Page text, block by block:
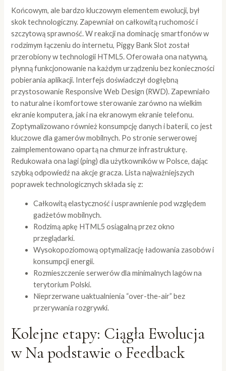
Końcowym, ale bardzo kluczowym elementem ewolucji, był
skok technologiczny. Zapewniał on całkowitą ruchomość i
szczytową sprawność. W reakcji na dominację smartfonów w
rodzimym łączeniu do internetu, Piggy Bank Slot został
przerobiony w technologii HTML5. Oferowała ona natywną,
płynną funkcjonowanie na każdym urządzeniu bez konieczności
pobierania aplikacji. Interfejs doświadczył dogłębną
przystosowanie Responsive Web Design (RWD). Zapewniało
to naturalne i komfortowe sterowanie zarówno na wielkim
ekranie komputera, jak i na ekranowym ekranie telefonu.
Zoptymalizowano również konsumpcję danych i baterii, co jest
kluczowe dla gamerów mobilnych. Po stronie serwerowej
zaimplementowano opartą na chmurze infrastrukturę.
Redukowała ona lagi (ping) dla użytkowników w Polsce, dając
szybką odpowiedź na akcje gracza. Lista najważniejszych
poprawek technologicznych składa się z:
Całkowitą elastyczność i usprawnienie pod względem
gadżetów mobilnych.
Rodzimą apkę HTML5 osiągalną przez okno
przeglądarki.
Wysokopoziomową optymalizację ładowania zasobów i
konsumpcji energii.
Rozmieszczenie serwerów dla minimalnych lagów na
terytorium Polski.
Nieprzerwane uaktualnienia “over-the-air” bez
przerywania rozgrywki.
Kolejne etapy: Ciągła Ewolucja
w Na podstawie o Feedback